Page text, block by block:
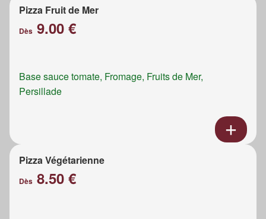
Pizza Fruit de Mer
Dès 9.00 €
Base sauce tomate, Fromage, Fruits de Mer,
Persillade
Pizza Végétarienne
Dès 8.50 €